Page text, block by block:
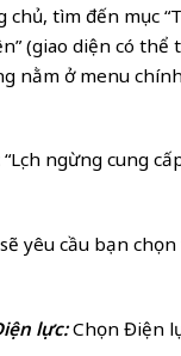
chủ, tìm đến mục
(giao diện có
nằm ở menu
ngừng cung
yêu cầu bạn
lực:Chọn Điện